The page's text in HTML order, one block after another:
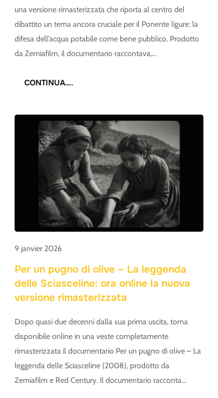
una versione rimasterizzata che riporta al centro del
dibattito un tema ancora cruciale per il Ponente ligure: la
difesa dell’acqua potabile come bene pubblico. Prodotto
da Zemiafilm, il documentario raccontava,…
CONTINUA….:
ACQUANOSTRA
9 janvier 2026
Per un pugno di olive – La leggenda
delle Sciasceline: ora online la nuova
versione rimasterizzata
Dopo quasi due decenni dalla sua prima uscita, torna
disponibile online in una veste completamente
rimasterizzata il documentario Per un pugno di olive – La
leggenda delle Sciasceline (2008), prodotto da
Zemiafilm e Red Century. Il documentario racconta…